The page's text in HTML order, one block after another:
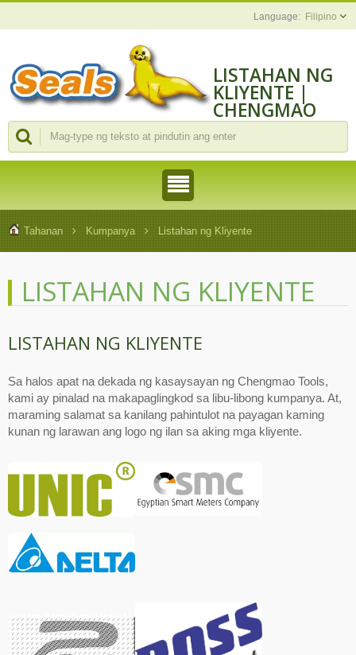
Filipino
LISTAHAN NG
KLIYENTE |
CHENGMAO
TOOLS
INDUSTRIAL
CO., LTD.
Tahanan Kumpanya Listahan ng Kliyente
LISTAHAN NG KLIYENTE
LISTAHAN NG KLIYENTE
Sa halos apat na dekada ng kasaysayan ng Chengmao Tools,
kami ay pinalad na makapaglingkod sa libu-libong kumpanya. At,
maraming salamat sa kanilang pahintulot na payagan kaming
kunan ng larawan ang logo ng ilan sa aking mga kliyente.